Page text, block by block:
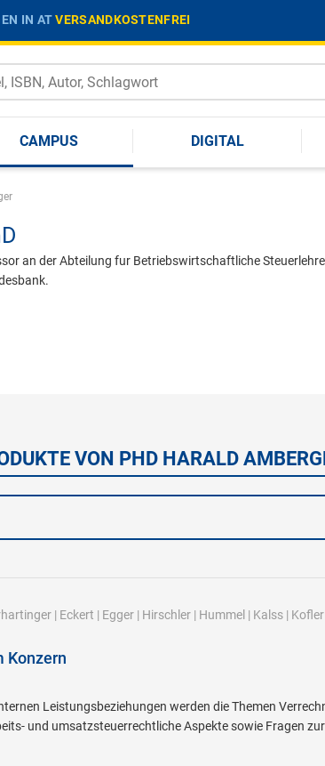
IN ATVERSANDKOSTENFREI
CAMPUS DIGITAL
an der Abteilung fur Betriebswirtschaftliche
VON PHD HARALD
| Eckert | Egger| Hirschler| Hummel | Kalss| Kofler
Konzern
Leistungsbeziehungen werden die Themen
und umsatzsteuerrechtliche Aspekte sowie Fragen